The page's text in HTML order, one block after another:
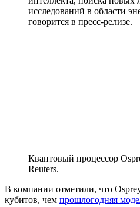
исследований в области
говорится в пресс-релизе.
Квантовый процессор
Reuters.
В компании отметили, что
кубитов, чем прошлогодняя